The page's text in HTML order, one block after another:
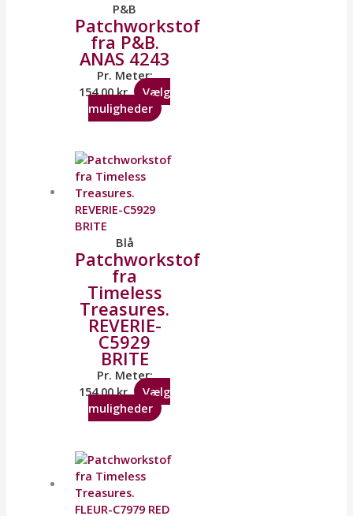
P&B
Patchworkstof
fra P&B.
ANAS 4243
Pr. Meter:
154,00kr.
Vælg
muligheder
Blå
Patchworkstof
fra
Timeless
Treasures.
REVERIE-
C5929
BRITE
Pr. Meter:
154,00kr.
Vælg
muligheder